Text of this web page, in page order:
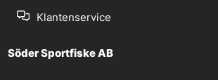
Klantenservice
Söder Sportfiske AB